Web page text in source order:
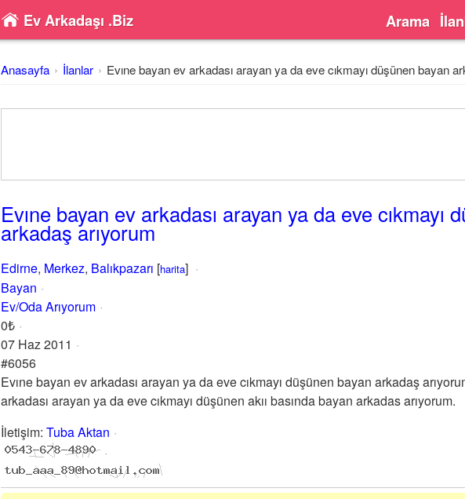
Ev Arkadaşı .Biz Arama
Anasayfa İlanlar Evıne bayan ev arkadası arayan ya da eve cıkmayı düşünen bayan
Evıne bayan ev arkadası arayan ya da eve cıkmayı
arkadaş arıyorum
Edirne, Merkez, Balıkpazarı [harita]
Bayan
Ev/Oda Arıyorum
0₺
07 Haz 2011
#6056
Evıne bayan ev arkadası arayan ya da eve cıkmayı düşünen bayan arkadaş
arkadası arayan ya da eve cıkmayı düşünen akıı basında bayan arkadas arıyorum.
İletişim: Tuba Aktan